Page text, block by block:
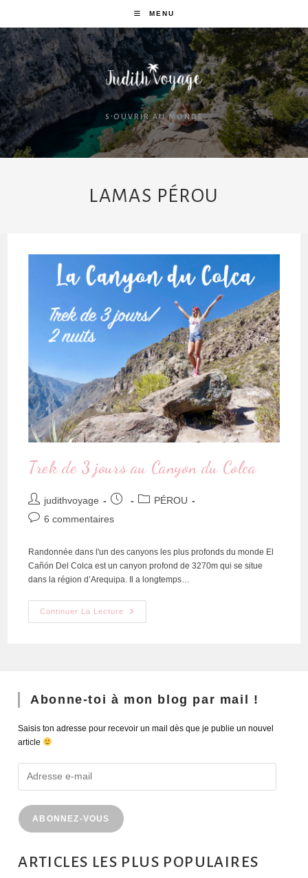
MENU
S'OUVRIR AU MONDE
LAMAS PÉROU
Trek de 3 jours au Canyon du Colca
judithvoyage
PÉROU
6 commentaires
Randonnée dans l'un des canyons les plus profonds du monde El
Cañón Del Colca est un canyon profond de 3270m qui se situe
dans la région d’Arequipa. Il a longtemps…
Continuer La Lecture
Abonne-toi à mon blog par mail !
Saisis ton adresse pour recevoir un mail dès que je publie un nouvel
article
ABONNEZ-VOUS
ARTICLES LES PLUS POPULAIRES